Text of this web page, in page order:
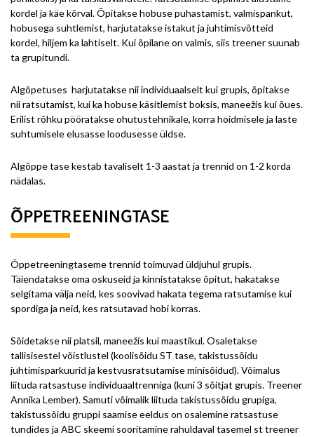
kordel ja käe kõrval. Õpitakse hobuse puhastamist, valmispankut,
hobusega suhtlemist, harjutatakse istakut ja juhtimisvõtteid
kordel, hiljem ka lahtiselt. Kui õpilane on valmis, siis treener suunab
ta grupitundi.
Algõpetuses harjutatakse nii individuaalselt kui grupis, õpitakse
nii ratsutamist, kui ka hobuse käsitlemist boksis, maneežis kui õues.
Erilist rõhku pööratakse ohutustehnikale, korra hoidmisele ja laste
suhtumisele elusasse loodusesse üldse.
Algõppe tase kestab tavaliselt 1-3 aastat ja trennid on 1-2 korda
nädalas.
ÕPPETREENINGTASE
Õppetreeningtaseme trennid toimuvad üldjuhul grupis.
Täiendatakse oma oskuseid ja kinnistatakse õpitut, hakatakse
selgitama välja neid, kes soovivad hakata tegema ratsutamise kui
spordiga ja neid, kes ratsutavad hobi korras.
Sõidetakse nii platsil, maneežis kui maastikul. Osaletakse
tallisisestel võistlustel (koolisõidu ST tase, takistussõidu
juhtimisparkuurid ja kestvusratsutamise minisõidud). Võimalus
liituda ratsastuse individuaaltrenniga (kuni 3 sõitjat grupis. Treener
Annika Lember). Samuti võimalik liituda takistussõidu grupiga,
takistussõidu gruppi saamise eeldus on osalemine ratsastuse
tundides ja ABC skeemi sooritamine rahuldaval tasemel st treener